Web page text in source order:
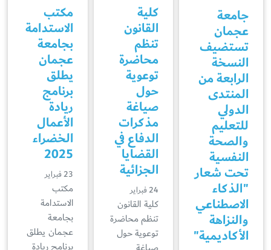
جامعة
عجمان
تستضيف
النسخة
الرابعة من
المنتدى
الدولي
للتعليم
والصحة
النفسية
تحت شعار
"الذكاء
الاصطناعي
والنزاهة
الأكاديمية"
كلية
القانون
تنظم
محاضرة
توعوية
حول
صياغة
مذكرات
الدفاع في
القضايا
الجزائية
24 فبراير
كلية القانون
تنظم محاضرة
توعوية حول
مكتب
الاستدامة
بجامعة
عجمان
يطلق
برنامج
ريادة
الأعمال
الخضراء
2025
23 فبراير
مكتب
الاستدامة
بجامعة
عجمان يطلق
برنامج ريادة